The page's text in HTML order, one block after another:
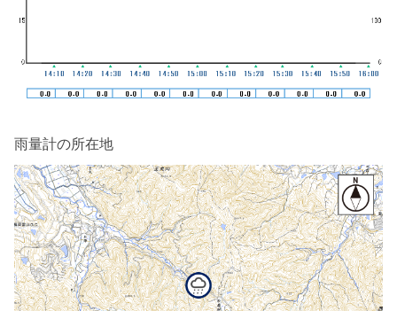
雨量計の所在地